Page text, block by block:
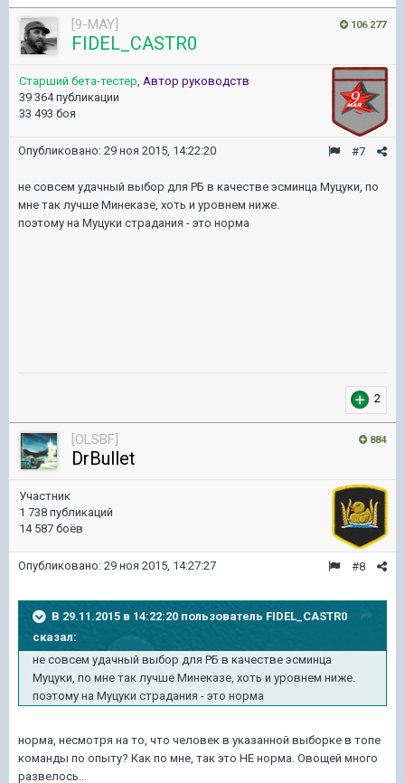
106 277
[9-MAY]
FIDEL_CASTR0
Старший бета-тестер, Автор руководств
39 364 публикации
33 493 боя
#7
Опубликовано: 29 ноя 2015, 14:22:20
не совсем удачный выбор для РБ в качестве эсминца Муцуки, по
мне так лучше Минеказе, хоть и уровнем ниже.
поэтому на Муцуки страдания - это норма
2
884
[OLSBF]
DrBullet
Участник
1 738 публикаций
14 587 боёв
#8
Опубликовано: 29 ноя 2015, 14:27:27
В 29.11.2015 в 14:22:20 пользователь FIDEL_CASTR0
сказал:
не совсем удачный выбор для РБ в качестве эсминца
Муцуки, по мне так лучше Минеказе, хоть и уровнем ниже.
поэтому на Муцуки страдания - это норма
норма, несмотря на то, что человек в указанной выборке в топе
команды по опыту? Как по мне, так это НЕ норма. Овощей много
развелось...